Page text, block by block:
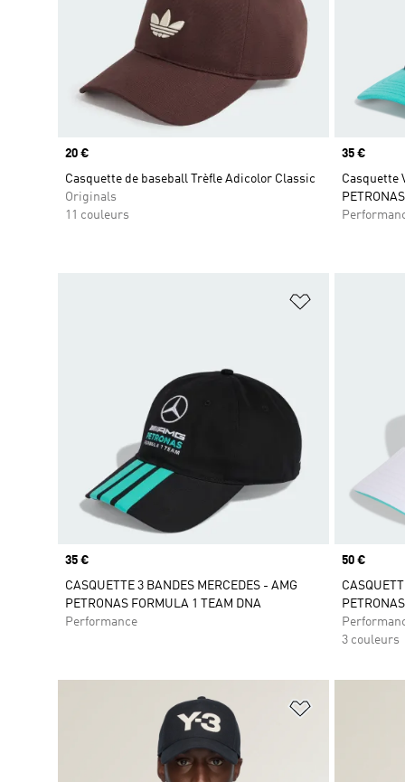
Prix
20 €
Casquette de baseball Trèfle Adicolor Classic
Originals
11 couleurs
Prix
35 €
Casquette
Prix
35 €
CASQUETTE 3 BANDES MERCEDES - AMG
PETRONAS FORMULA 1 TEAM DNA
Performance
Prix
50 €
3 couleurs
Ajouter à la